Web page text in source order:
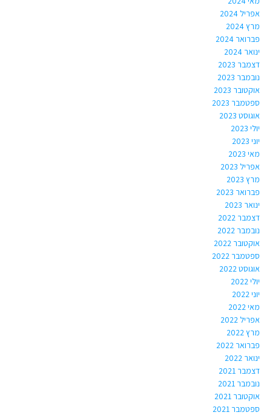
אפריל 2024
מרץ 2024
פברואר 2024
ינואר 2024
דצמבר 2023
נובמבר 2023
אוקטובר 2023
ספטמבר 2023
אוגוסט 2023
יולי 2023
יוני 2023
מאי 2023
אפריל 2023
מרץ 2023
פברואר 2023
ינואר 2023
דצמבר 2022
נובמבר 2022
אוקטובר 2022
ספטמבר 2022
אוגוסט 2022
יולי 2022
יוני 2022
מאי 2022
אפריל 2022
מרץ 2022
פברואר 2022
ינואר 2022
דצמבר 2021
נובמבר 2021
אוקטובר 2021
ספטמבר 2021